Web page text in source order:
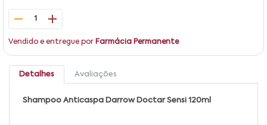
1
Vendido e entregue por Farmácia Permanente
Detalhes Avaliações
Shampoo Anticaspa Darrow Doctar Sensi 120ml